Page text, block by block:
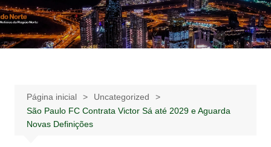
Ir
para
o
Notícias –
Publicidades –
Notícias – Publicidades – Anúncios
Página inicial
Uncategorized
São Paulo FC Contrata Victor Sá até 2029 e Aguarda
Novas Definições